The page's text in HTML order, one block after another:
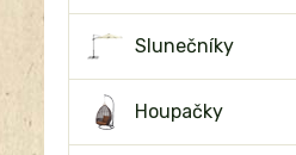
Slunečníky
Houpačky